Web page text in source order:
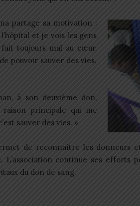
partage sa motivation :
et je vois les gens
toujours mal au cœur.
pouvoir sauver des vies.
à son deuxième don,
principale qui me
sauver des vies. »
de reconnaître les donneurs
L’association continue ses efforts
du don de sang.